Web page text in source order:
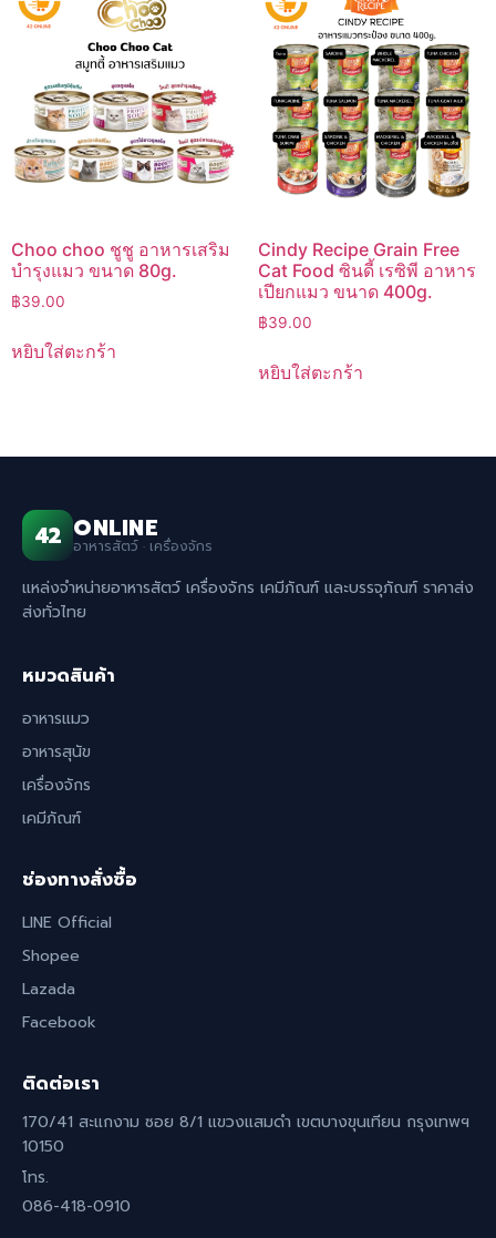
Choo choo ชูชู อาหารเสริม
บำรุงแมว ขนาด 80g.
฿39.00
หยิบใส่ตะกร้า
Cindy Recipe Grain Free
Cat Food ซินดี้ เรซิพี อาหาร
เปียกแมว ขนาด 400g.
฿39.00
หยิบใส่ตะกร้า
42 ONLINE
อาหารสัตว์ · เครื่องจักร
แหล่งจำหน่ายอาหารสัตว์ เครื่องจักร เคมีภัณฑ์ และบรรจุภัณฑ์ ราคาส่ง
ส่งทั่วไทย
หมวดสินค้า
อาหารแมว
อาหารสุนัข
เครื่องจักร
เคมีภัณฑ์
ช่องทางสั่งซื้อ
LINE Official
Shopee
Lazada
Facebook
ติดต่อเรา
170/41 สะแกงาม ซอย 8/1 แขวงแสมดำ เขตบางขุนเทียน กรุงเทพฯ
10150
โทร.
086-418-0910